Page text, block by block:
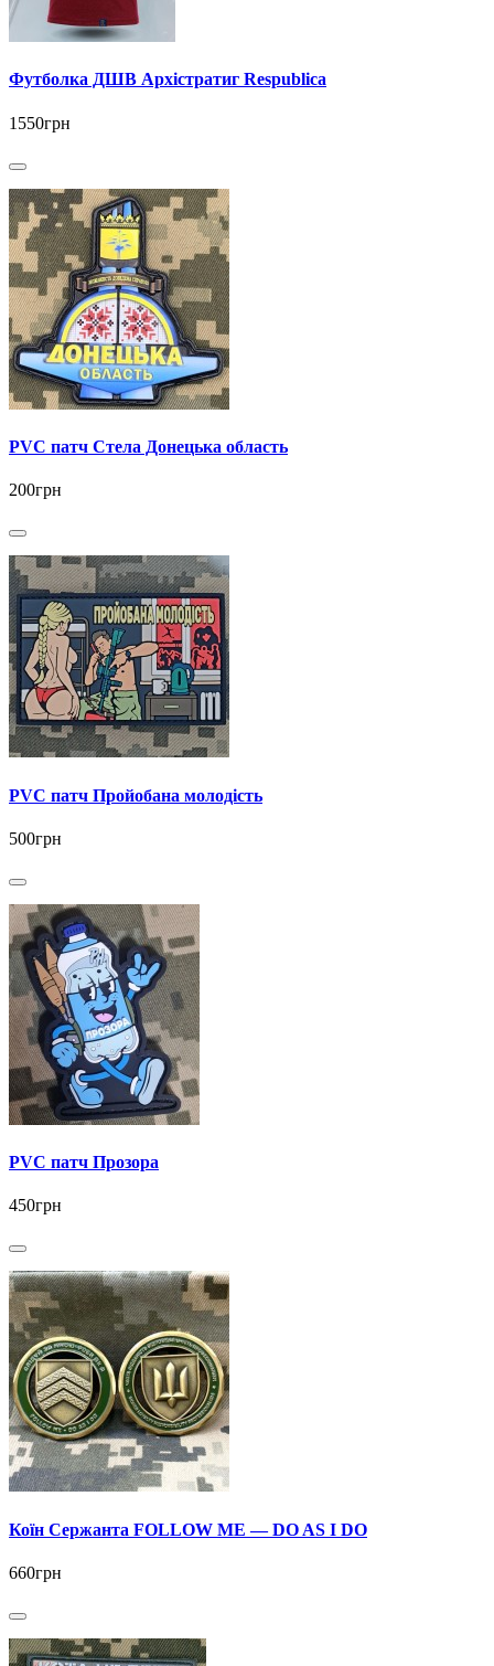
Футболка ДШВ Архістратиг Respublica
1550грн
PVC патч Стела Донецька область
200грн
PVC патч Пройобана молодість
500грн
PVC патч Прозора
450грн
Коїн Сержанта FOLLOW ME — DO AS I DO
660грн